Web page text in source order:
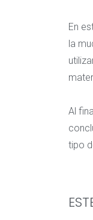
En
la
Al
tipo